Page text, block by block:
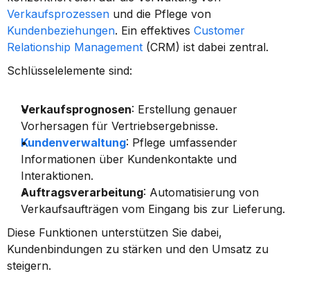
Verkaufsprozessen
Kundenbeziehungen. Ein effektives Customer
Relationship Management (CRM) ist dabei zentral.
Schlüsselelemente sind:
Verkaufsprognosen: Erstellung genauer
Vorhersagen für Vertriebsergebnisse.
Kundenverwaltung: Pflege umfassender
Informationen über Kundenkontakte und
Interaktionen.
Auftragsverarbeitung: Automatisierung von
Verkaufsaufträgen vom Eingang bis zur Lieferung.
Diese Funktionen unterstützen Sie dabei,
Kundenbindungen zu stärken und den Umsatz zu
steigern.